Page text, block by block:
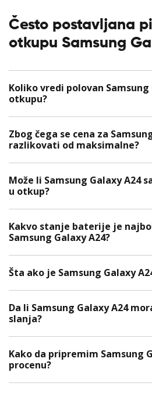
Često postavljana
otkupu Samsung
Koliko vredi polovan Samsung
otkupu?
Zbog čega se cena za
razlikovati od maksimalne?
Može li Samsung Galaxy A24
u otkup?
Kakvo stanje baterije je
Samsung Galaxy A24?
Šta ako je Samsung Galaxy
Da li Samsung Galaxy A24
slanja?
Kako da pripremim Samsung
procenu?